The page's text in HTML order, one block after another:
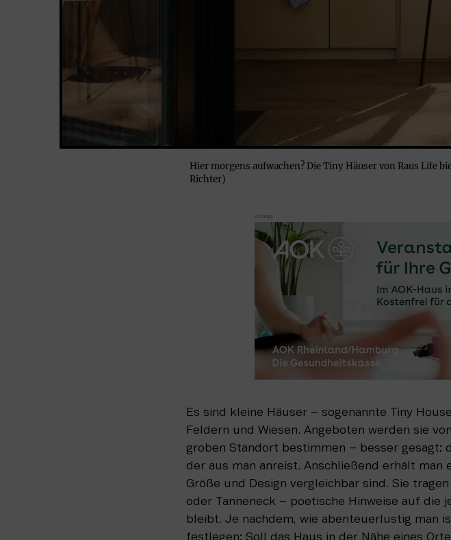
Hier morgens aufwachen? Die Tiny Häuser von Raus Life
Richter)
Es sind kleine Häuser – sogenannte Tiny
Feldern und Wiesen. Angeboten werden sie von
groben Standort bestimmen – besser gesagt:
der aus man anreist. Anschließend erhält man
Größe und Design vergleichbar sind. Sie
oder Tanneneck – poetische Hinweise auf die
bleibt. Je nachdem, wie abenteuerlustig man
festlegen: Soll das Haus in der Nähe eines